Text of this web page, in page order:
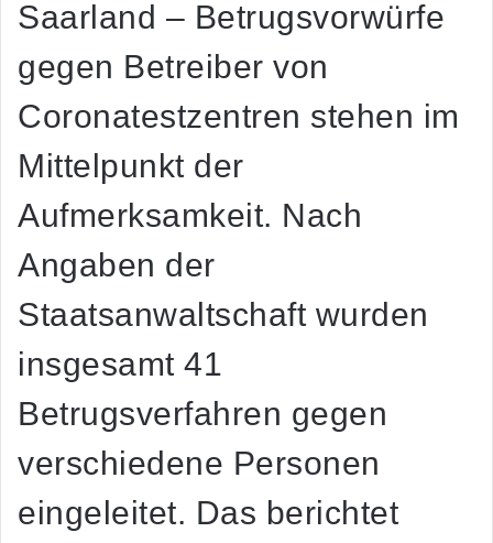
Saarland – Betrugsvorwürfe
gegen Betreiber von
Coronatestzentren stehen im
Mittelpunkt der
Aufmerksamkeit. Nach
Angaben der
Staatsanwaltschaft wurden
insgesamt 41
Betrugsverfahren gegen
verschiedene Personen
eingeleitet. Das berichtet